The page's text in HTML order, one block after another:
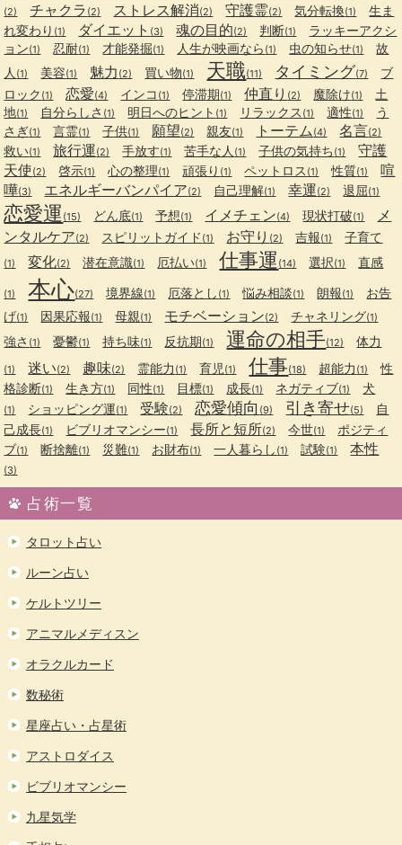
(2) チャクラ (2) ストレス解消(2) 守護霊(2) 気分転換(1)
生ま
れ変わり (1) ダイエット (3) 魂の目的(2) 判断(1)
ラッキーアクシ
ョン(1) 忍耐(1) 才能発掘(1) 人生が映画なら (1) 虫の知らせ(1)
故
人 (1) 美容(1) 魅力 (2) 買い物(1) 天職(11) タイミング(7)
ブ
ロック (1) 恋愛(4) インコ (1) 停滞期(1) 仲直り (2) 魔除け(1)
土
地(1) 自分らしさ (1) 明日へのヒント (1) リラックス (1) 適性(1)
う
さぎ(1) 言霊(1) 子供(1) 願望(2) 親友(1) トーテム(4) 名言(2)
救い(1) 旅行運(2) 手放す(1) 苦手な人 (1) 子供の気持ち(1)
守護
天使(2) 啓示(1) 心の整理(1) 頑張り (1) ペットロス (1) 性質(1)
喧
嘩(3) エネルギーバンパイア(2) 自己理解(1) 幸運(2) 退屈(1)
恋愛運 (15) どん底(1) 予想(1) イメチェン(4) 現状打破(1)
メ
ンタルケア(2) スピリットガイド (1) お守り (2) 吉報(1) 子育て
(1) 変化(2) 潜在意識(1) 厄払い(1) 仕事運 (14) 選択(1) 直感
(1) 本心(27) 境界線(1) 厄落とし (1) 悩み相談(1) 朗報(1)
お告
げ(1) 因果応報(1) 母親(1) モチベーション(2) チャネリング(1)
強さ (1) 憂鬱(1) 持ち味(1) 反抗期(1) 運命の相手(12) 体力
(1) 迷い(2) 趣味(2) 霊能力 (1) 育児(1) 仕事(18) 超能力 (1)
性
格診断(1) 生き方(1) 同性(1) 目標(1) 成長(1) ネガティブ(1) 犬
(1) ショッピング運(1) 受験(2) 恋愛傾向 (9) 引き寄せ(5)
自
己成長(1) ビブリオマンシー(1) 長所と短所(2) 今世(1)
ポジティ
ブ(1) 断捨離(1) 災難(1) お財布(1) 一人暮らし (1) 試験(1) 本性
(3)
占術一覧
タロット占い
ルーン占い
ケルトツリー
アニマルメディスン
オラクルカード
数秘術
星座占い・占星術
アストロダイス
ビブリオマンシー
九星気学